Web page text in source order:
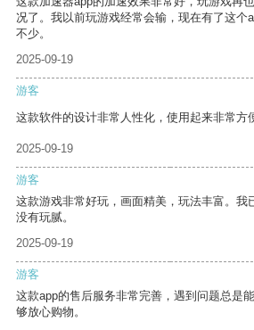
况了。我以前玩游戏经常会输，现在有了这个
不少。
2025-09-19
游客
这款软件的设计非常人性化，使用起来非常方
2025-09-19
游客
这款游戏非常好玩，画面精美，玩法丰富。我
没有玩腻。
2025-09-19
游客
这款app的售后服务非常完善，遇到问题总是
够放心购物。